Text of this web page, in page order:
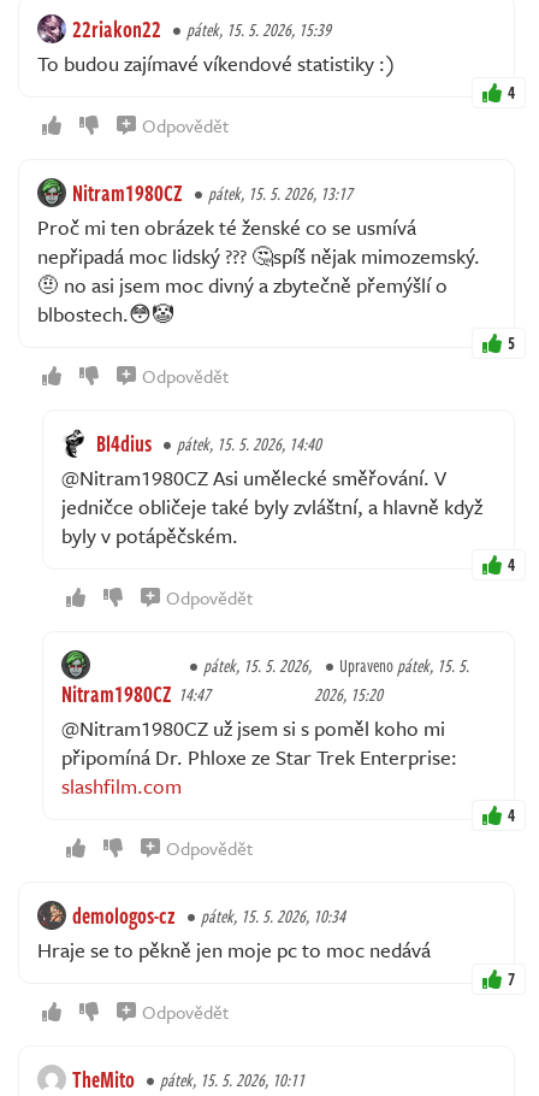
22riakon22 pátek, 15. 5. 2026, 15:39
To budou zajímavé víkendové statistiky :)
4
Odpovědět
Nitram1980CZ pátek, 15. 5. 2026, 13:17
Proč mi ten obrázek té ženské co se usmívá
nepřipadá moc lidský ??? 🤔spíš nějak mimozemský.
🤨 no asi jsem moc divný a zbytečně přemýšlí o
blbostech.😳🤡
5
Odpovědět
Bl4dius pátek, 15. 5. 2026, 14:40
@Nitram1980CZ Asi umělecké směřování. V
jedničce obličeje také byly zvláštní, a hlavně když
byly v potápěčském.
4
Odpovědět
Nitram1980CZ
pátek, 15. 5. 2026,
14:47
Upravenopátek, 15. 5.
2026, 15:20
@Nitram1980CZ už jsem si s poměl koho mi
připomíná Dr. Phloxe ze Star Trek Enterprise:
slashfilm.com
4
Odpovědět
demologos-cz pátek, 15. 5. 2026, 10:34
Hraje se to pěkně jen moje pc to moc nedává
7
Odpovědět
TheMito pátek, 15. 5. 2026, 10:11